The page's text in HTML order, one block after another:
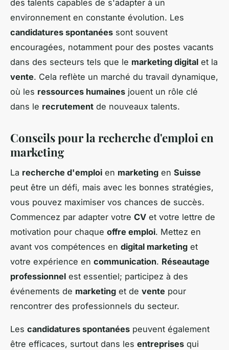
des talents capables de s'adapter à un
environnement en constante évolution. Les
candidatures spontanées sont souvent
encouragées, notamment pour des postes vacants
dans des secteurs tels que le marketing digital et la
vente. Cela reflète un marché du travail dynamique,
où les ressources humaines jouent un rôle clé
dans le recrutement de nouveaux talents.
Conseils pour la recherche d'emploi en
marketing
La recherche d'emploi en marketing en Suisse
peut être un défi, mais avec les bonnes stratégies,
vous pouvez maximiser vos chances de succès.
Commencez par adapter votre CV et votre lettre de
motivation pour chaque offre emploi. Mettez en
avant vos compétences en digital marketing et
votre expérience en communication. Réseautage
professionnel est essentiel; participez à des
événements de marketing et de vente pour
rencontrer des professionnels du secteur.
Les candidatures spontanées peuvent également
être efficaces, surtout dans les entreprises qui